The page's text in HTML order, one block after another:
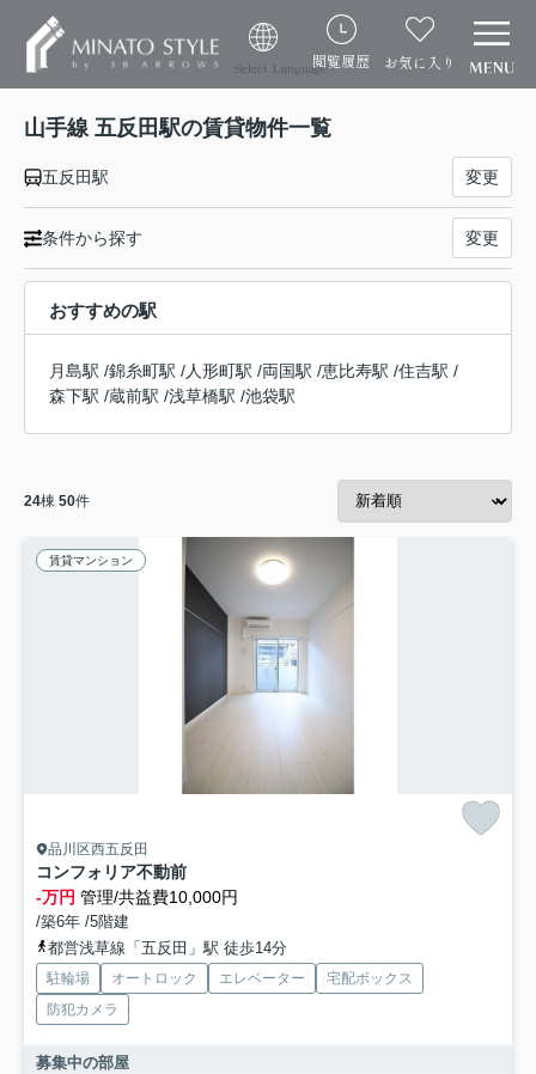
Select Language閲覧履歴 お気に入り
山手線 五反田駅の賃貸物件一覧
五反田駅 変更
条件から探す 変更
おすすめの駅
月島駅 /錦糸町駅 /人形町駅 /両国駅 /恵比寿駅 /住吉駅 /
森下駅 /蔵前駅 /浅草橋駅 /池袋駅
24棟 50件
賃貸マンション
品川区西五反田
コンフォリア不動前
-万円 管理/共益費10,000円
/築6年 /5階建
都営浅草線「五反田」駅 徒歩14分
駐輪場 オートロック エレベーター
宅配ボックス
防犯カメラ
募集中の部屋